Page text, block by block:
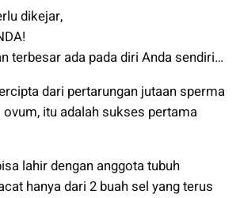
dikejar,
terbesar ada pada diri Anda sendiri…
dari pertarungan jutaan sperma
itu adalah sukses pertama
lahir dengan anggota tubuh
hanya dari 2 buah sel yang terus